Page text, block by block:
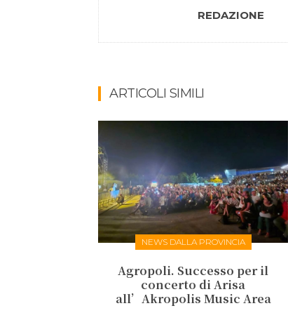
REDAZIONE
ARTICOLI SIMILI
NEWS DALLA PROVINCIA
Agropoli. Successo per il
concerto di Arisa
all’Akropolis Music Area